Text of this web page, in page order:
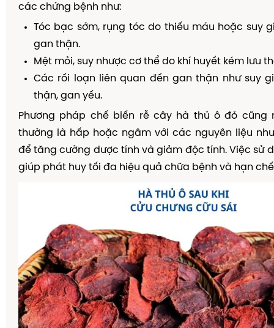
các chứng bệnh như:
Tóc bạc sớm, rụng tóc do thiếu máu hoặc suy
gan thận.
Mệt mỏi, suy nhược cơ thể do khí huyết kém lưu
Các rối loạn liên quan đến gan thận như suy
thận, gan yếu.
Phương pháp chế biến rễ cây hà thủ ô đỏ cũng
thường là hấp hoặc ngâm với các nguyên liệu
để tăng cường dược tính và giảm độc tính. Việc sử
giúp phát huy tối đa hiệu quả chữa bệnh và hạn